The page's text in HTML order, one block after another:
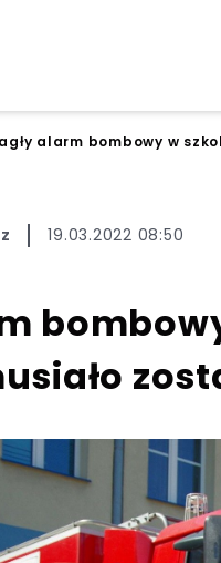
alarm bombowy w
19.03.2022 08:50